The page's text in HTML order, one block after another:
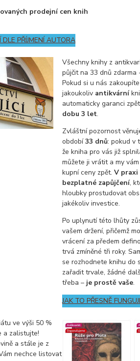
prodejní cen knih
PŘÍJMENÍ AUTORA
Všechny knihy z
půjčit na 33 dnů zdarma
Pokud si u nás zakoupíte
jakoukoliv antikvární
automaticky garanci
dobu 3 let.
Zvláštní pozornost
období33 dnů: pokud v
že kniha pro vás již
můžete ji vrátit a my
kupní ceny zpět.V praxi
bezplatné zapůjčení,
hloubky prostudovat
jakékoliv investice.
Po uplynutí této lhůty
vašem držení, přičemž
vrácení za předem
trvá zmíněné tři roky.
se rozhodnete knihu do
zařadit trvale, žádné
třeba – je prostě vaše.
JAK TO PŘESNĚ
ve výši 50 %
a zalistujte!
a stále je z
nechce listovat